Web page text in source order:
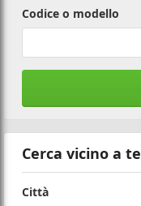
Codice o modello
Cerca vicino a te
Città